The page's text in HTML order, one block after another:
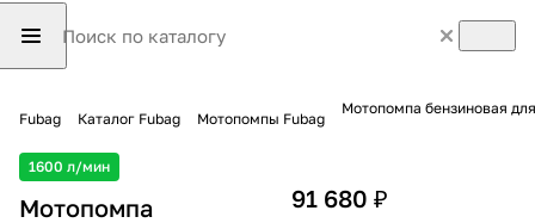
Fubag Каталог Fubag Мотопомпы Fubag
1600 л/мин
Мотопомпа
91 680 ₽